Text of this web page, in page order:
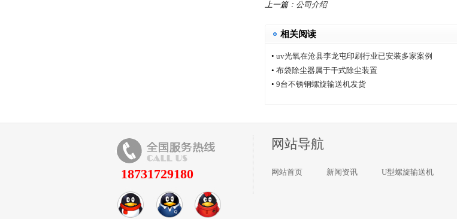
上一篇： 公司介绍
相关阅读
• uv光氧在沧县李龙屯印刷行业已安装多家案例
• 布袋除尘器属于干式除尘装置
• 9台不锈钢螺旋输送机发货
18731729180
网站导航
网站首页 新闻资讯 U型螺旋输送机